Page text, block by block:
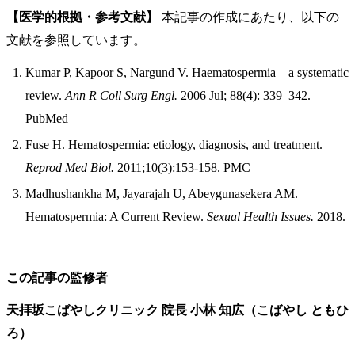
【医学的根拠・参考文献】
本記事の作成にあたり、以下の
文献を参照しています。
Kumar P, Kapoor S, Nargund V. Haematospermia – a systematic
review. Ann R Coll Surg Engl. 2006 Jul; 88(4): 339–342.
PubMed
Fuse H. Hematospermia: etiology, diagnosis, and treatment.
Reprod Med Biol. 2011;10(3):153-158. PMC
Madhushankha M, Jayarajah U, Abeygunasekera AM.
Hematospermia: A Current Review. Sexual Health Issues. 2018.
この記事の監修者
天拝坂こばやしクリニック 院長 小林 知広（こばやし ともひ
ろ）